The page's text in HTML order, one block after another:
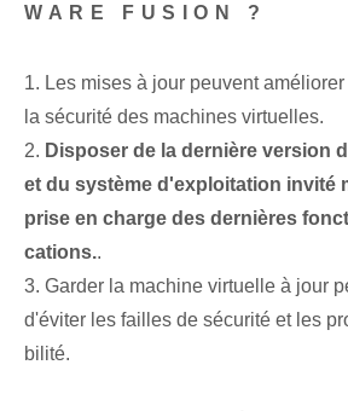
WARE FUSION ?
1. Les mises à jour peuvent
la sécurité des machines virtuelles.
2. Disposer de la dernière version
et du système d'exploitation invité
prise en charge des dernières
cations..
3. Garder la machine virtuelle à jour
d'éviter les failles de sécurité et les
bilité.